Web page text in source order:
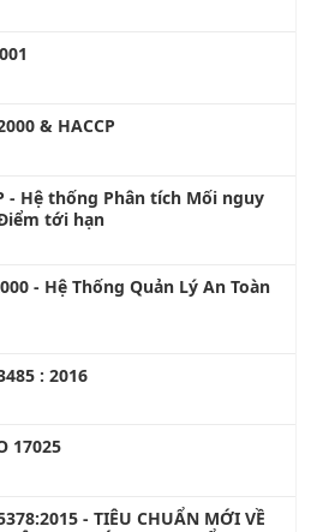
& HACCP
- Hệ thống Phân tích Mối nguy
tới hạn
- Hệ Thống Quản Lý An Toàn
: 2016
17025
- TIÊU CHUẨN MỚI VỀ